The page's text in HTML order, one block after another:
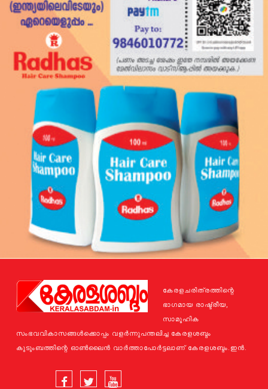
കേരളചരിത്രത്തിന്റെ
ഭാഗമായ രാഷ്ട്രീയ,
സാമൂഹിക
സംഭവവികാസങ്ങള്‍ക്കൊപ്പം വളര്‍ന്നുപന്തലിച്ച കേരളശബ്ദം
കുടുംബത്തിന്റെ ഓണ്‍ലൈന്‍ വാര്‍ത്താപോര്‍ട്ടലാണ് കേരളശബ്ദം.ഇന്‍.